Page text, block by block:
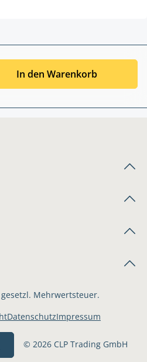
In den Warenkorb
Mehrwertsteuer.
© 2026 CLP Trading GmbH
DatenschutzImpressum